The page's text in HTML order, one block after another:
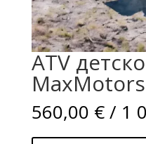
ATV
MaxMotors
560,00 €/ 1